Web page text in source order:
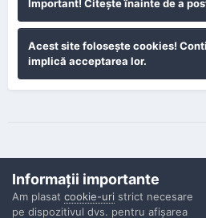
Important! Citeşte înainte de a
Acest site foloseşte cookies!
implică acceptarea lor.
Informaţii importante
Am plasat cookie-uri strict necesare
pe dispozitivul dvs. pentru afişarea